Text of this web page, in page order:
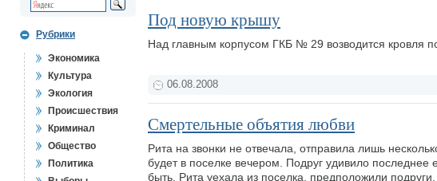
Рубрики
Экономика
Культура
Экология
Происшествия
Криминал
Общество
Политика
Под новую крышу
Над главным корпусом ГКБ № 29 возводится кровля
06.08.2008
Смертельные объятия любви
Рита на звонки не отвечала, отправила лишь
будет в поселке вечером. Подруг удивило
быть, Рита уехала из поселка, предположили